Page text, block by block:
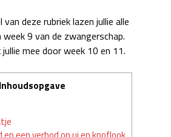
deze rubriek lazen jullie alle
9 van de zwangerschap.
mee door week 10 en 11.
Inhoudsopgave